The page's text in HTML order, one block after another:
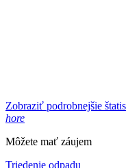
Zobraziť podrobnejšie
hore
Môžete mať záujem
Triedenie odpadu